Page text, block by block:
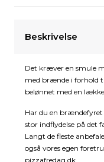
Beskrivelse
Det kræver en smule
med brænde i forhold
belønnet med en
Har du en
stor indflydelse på det
Langt de fleste
også vores egen
pizzafredag.dk.